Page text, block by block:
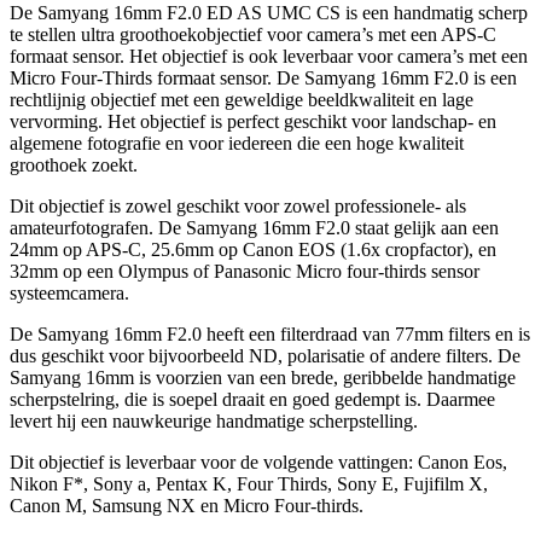
De Samyang 16mm F2.0 ED AS UMC CS is een handmatig scherp
te stellen ultra groothoekobjectief voor camera’s met een APS-C
formaat sensor. Het objectief is ook leverbaar voor camera’s met een
Micro Four-Thirds formaat sensor. De Samyang 16mm F2.0 is een
rechtlijnig objectief met een geweldige beeldkwaliteit en lage
vervorming. Het objectief is perfect geschikt voor landschap- en
algemene fotografie en voor iedereen die een hoge kwaliteit
groothoek zoekt.
Dit objectief is zowel geschikt voor zowel professionele- als
amateurfotografen. De Samyang 16mm F2.0 staat gelijk aan een
24mm op APS-C, 25.6mm op Canon EOS (1.6x cropfactor), en
32mm op een Olympus of Panasonic Micro four-thirds sensor
systeemcamera.
De Samyang 16mm F2.0 heeft een filterdraad van 77mm filters en is
dus geschikt voor bijvoorbeeld ND, polarisatie of andere filters. De
Samyang 16mm is voorzien van een brede, geribbelde handmatige
scherpstelring, die is soepel draait en goed gedempt is. Daarmee
levert hij een nauwkeurige handmatige scherpstelling.
Dit objectief is leverbaar voor de volgende vattingen: Canon Eos,
Nikon F*, Sony a, Pentax K, Four Thirds, Sony E, Fujifilm X,
Canon M, Samsung NX en Micro Four-thirds.